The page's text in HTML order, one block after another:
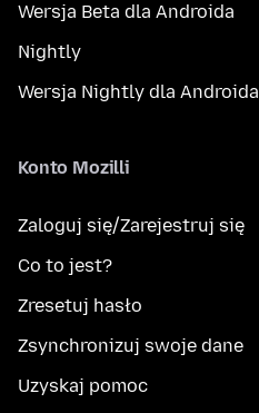
Wersja Beta dla Androida
Nightly
Wersja Nightly dla Androida
Konto Mozilli
Zaloguj się/Zarejestruj się
Co to jest?
Zresetuj hasło
Zsynchronizuj swoje dane
Uzyskaj pomoc